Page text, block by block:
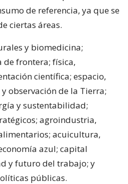
de referencia, ya que se
ciertas áreas.
y biomedicina;
de frontera; física,
científica; espacio,
observación de la Tierra;
y sustentabilidad;
agroindustria,
acuicultura,
azul; capital
y futuro del trabajo; y
públicas.